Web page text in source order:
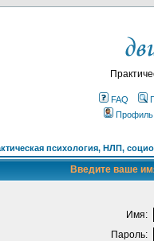
FAQ
Профиль
психология, НЛП,
Введите ваше
Имя:
Пароль: